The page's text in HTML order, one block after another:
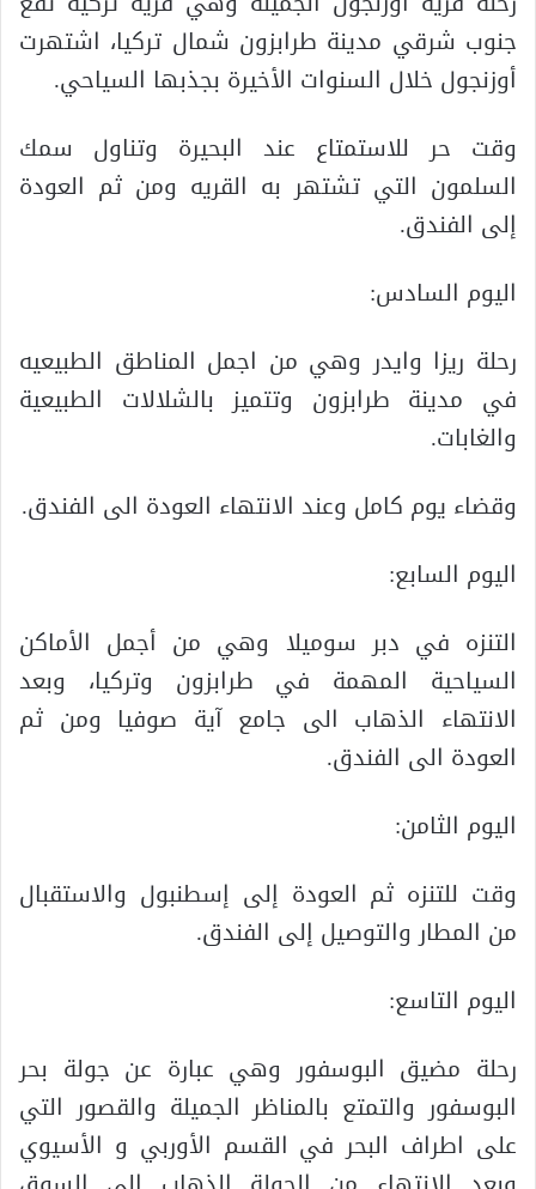
جنوب شرقي مدينة طرابزون شمال تركيا، اشتهرت
أوزنجول خلال السنوات الأخيرة بجذبها السياحي.
وقت حر للاستمتاع عند البحيرة وتناول سمك
السلمون التي تشتهر به القريه ومن ثم العودة
إلى الفندق.
اليوم السادس:
رحلة ريزا وايدر وهي من اجمل المناطق الطبيعيه
في مدينة طرابزون وتتميز بالشلالات الطبيعية
والغابات.
وقضاء يوم كامل وعند الانتهاء العودة الى الفندق.
اليوم السابع:
التنزه في دبر سوميلا وهي من أجمل الأماكن
السياحية المهمة في طرابزون وتركيا، وبعد
الانتهاء الذهاب الى جامع آية صوفيا ومن ثم
العودة الى الفندق.
اليوم الثامن:
وقت للتنزه ثم العودة إلى إسطنبول والاستقبال
من المطار والتوصيل إلى الفندق.
اليوم التاسع:
رحلة مضيق البوسفور وهي عبارة عن جولة بحر
البوسفور والتمتع بالمناظر الجميلة والقصور التي
على اطراف البحر في القسم الأوربي و الأسيوي